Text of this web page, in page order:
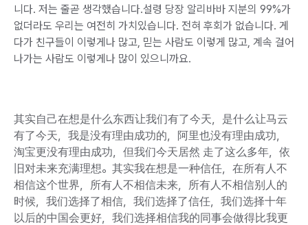
니다. 저는 줄곧 생각했습니다.설령 당장 알리바바 지분의 99%가
없더라도 우리는 여전히 가치있습니다. 전혀 후회가 없습니다. 게
다가 친구들이 이렇게나 많고, 믿는 사람도 이렇게 많고, 계속 걸어
나가는 사람도 이렇게나 많이 있으니까요.
其实自己在想是什么东西让我们有了今天，是什么让马云
有了今天，我是没有理由成功的，阿里也没有理由成功，
淘宝更没有理由成功，但我们今天居然 走了这么多年，依
旧对未来充满理想。其实我在想是一种信任，在所有人不
相信这个世界，所有人不相信未来，所有人不相信别人的
时候，我们选择了相信，我们选择了信任，我们选择十年
以后的中国会更好，我们选择相信我的同事会做得比我更